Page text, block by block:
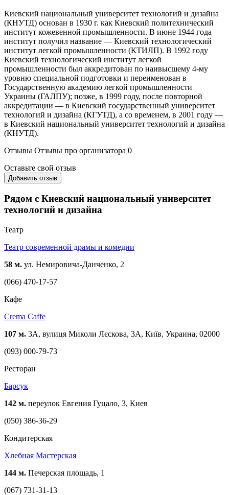
Киевский национальный университет технологий и дизайна
(КНУТД) основан в 1930 г. как Киевский политехнический
институт кожевенной промышленности. В июне 1944 года
институт получил название — Киевский технологический
институт легкой промышленности (КТИЛП). В 1992 году
Киевский технологический институт легкой
промышленности был аккредитован по наивысшему 4-му
уровню специальной подготовки и переименован в
Государственную академию легкой промышленности
Украины (ГАЛПУ); позже, в 1999 году, после повторной
аккредитации — в Киевский государственный университет
технологий и дизайна (КГУТД), а со временем, в 2001 году —
в Киевский национальный университет технологий и дизайна
(КНУТД).
Отзывы Отзывы про организатора 0
Оставьте свой отзыв
Добавить отзыв
Рядом с Киевский национальный университет
технологий и дизайна
Театр
Театр современной драмы и комедии
58 м. ул. Немировича-Данченко, 2
(066) 470-17-57
Кафе
Crema Caffe
107 м. 3A, вулиця Миколи Лєскова, 3А, Київ, Украина, 02000
(093) 000-79-73
Ресторан
Барсук
142 м. переулок Евгения Гуцало, 3, Киев
(050) 386-36-29
Кондитерская
Хлебная Мастерская
144 м. Печерская площадь, 1
(067) 731-31-13